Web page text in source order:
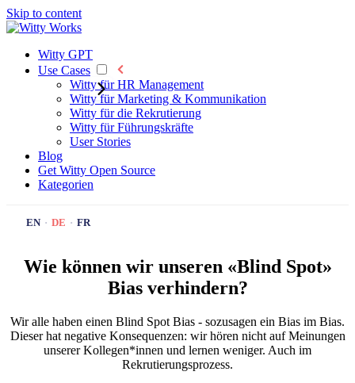
Skip to content
Witty GPT
Use Cases
Witty für HR Management
Witty für Marketing & Kommunikation
Witty für die Rekrutierung
Witty für Führungskräfte
User Stories
Blog
Get Witty Open Source
Kategorien
EN · DE · FR
Wie können wir unseren «Blind Spot»
Bias verhindern?
Wir alle haben einen Blind Spot Bias - sozusagen ein Bias im Bias.
Dieser hat negative Konsequenzen: wir hören nicht auf Meinungen
unserer Kollegen*innen und lernen weniger. Auch im
Rekrutierungsprozess.